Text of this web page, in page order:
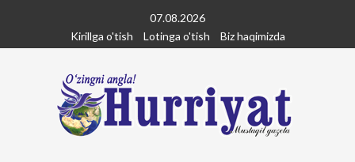
content
07.08.2026
Kirillga o'tish
Lotinga o'tish Biz haqimizda